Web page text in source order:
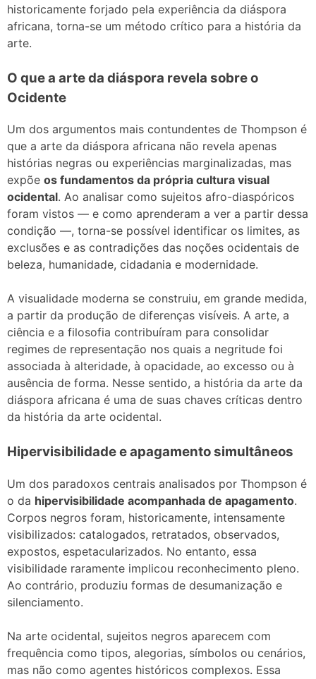
historicamente forjado pela experiência da diáspora
africana, torna-se um método crítico para a história da
arte.
O que a arte da diáspora revela sobre o
Ocidente
Um dos argumentos mais contundentes de Thompson é
que a arte da diáspora africana não revela apenas
histórias negras ou experiências marginalizadas, mas
expõe os fundamentos da própria cultura visual
ocidental. Ao analisar como sujeitos afro-diaspóricos
foram vistos — e como aprenderam a ver a partir dessa
condição —, torna-se possível identificar os limites, as
exclusões e as contradições das noções ocidentais de
beleza, humanidade, cidadania e modernidade.
A visualidade moderna se construiu, em grande medida,
a partir da produção de diferenças visíveis. A arte, a
ciência e a filosofia contribuíram para consolidar
regimes de representação nos quais a negritude foi
associada à alteridade, à opacidade, ao excesso ou à
ausência de forma. Nesse sentido, a história da arte da
diáspora africana é uma de suas chaves críticas dentro
da história da arte ocidental.
Hipervisibilidade e apagamento simultâneos
Um dos paradoxos centrais analisados por Thompson é
o da hipervisibilidade acompanhada de apagamento.
Corpos negros foram, historicamente, intensamente
visibilizados: catalogados, retratados, observados,
expostos, espetacularizados. No entanto, essa
visibilidade raramente implicou reconhecimento pleno.
Ao contrário, produziu formas de desumanização e
silenciamento.
Na arte ocidental, sujeitos negros aparecem com
frequência como tipos, alegorias, símbolos ou cenários,
mas não como agentes históricos complexos. Essa